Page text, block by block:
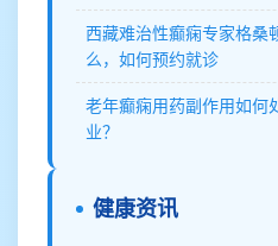
西藏难治性癫痫专家格桑
么，如何预约就诊
老年癫痫用药副作用如何
业？
健康资讯